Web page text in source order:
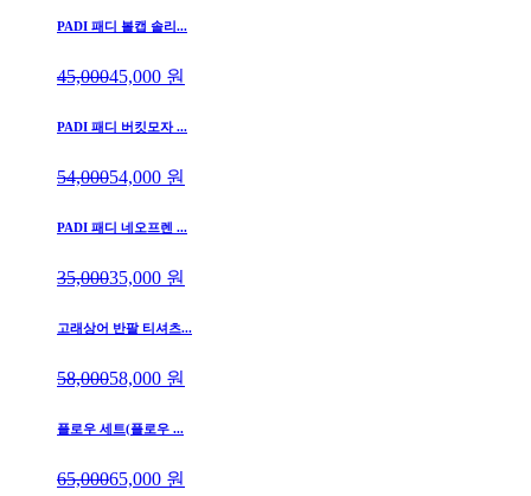
PADI 패디 볼캡 솔리...
45,00045,000 원
PADI 패디 버킷모자 ...
54,00054,000 원
PADI 패디 네오프렌 ...
35,00035,000 원
고래상어 반팔 티셔츠...
58,00058,000 원
플로우 세트(플로우 ...
65,00065,000 원